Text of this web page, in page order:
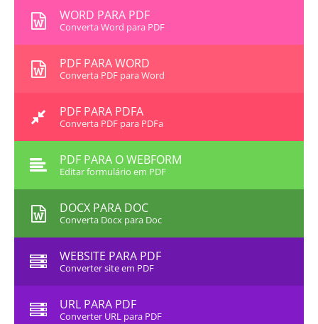
WORD PARA PDF
Converta Word para PDF
PDF PARA WORD
Converta PDF para Word
PDF PARA PDFA
Converta PDF para PDFa
PDF PARA O WEBFORM
Editar formulário em PDF
DOCX PARA DOC
Converta Docx para Doc
WEBSITE PARA PDF
Converter site em PDF
URL PARA PDF
Converter URL para PDF